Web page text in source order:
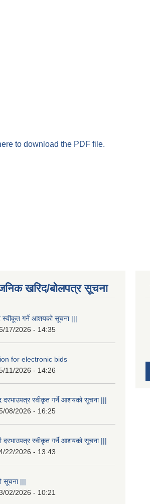
to download the PDF file.
खरिद/बोलपत्र सूचना
स्वीकूत गर्ने आशयको सूचना |||
17/2026 - 14:35
for electronic bids
11/2026 - 14:26
दरभाउपत्र स्वीकृत गर्ने आशयको सूचना |||
08/2026 - 16:25
दरभाउपत्र स्वीकृत गर्ने आशयको सूचना |||
22/2026 - 13:43
सूचना |||
02/2026 - 10:21